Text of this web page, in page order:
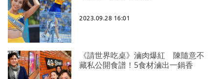
2023.09.28 16:01
《請世界吃桌》滷肉爆紅 陳隨意不
藏私公開食譜！5食材滷出一鍋香